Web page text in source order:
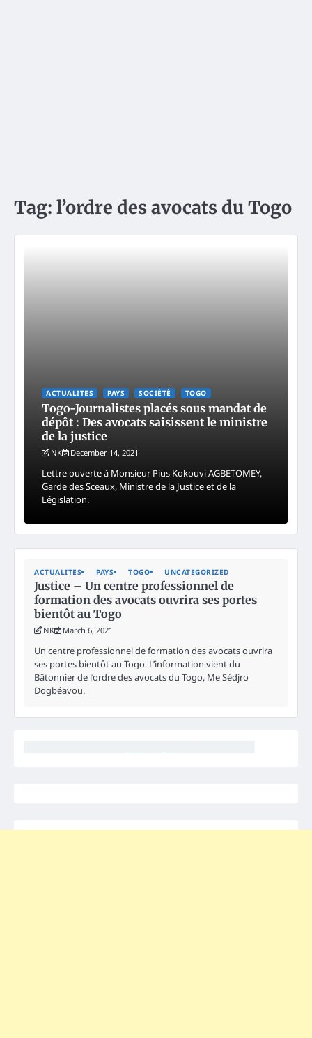
Tag: l’ordre des avocats du Togo
ACTUALITES PAYS SOCIÉTÉ TOGO
Togo-Journalistes placés sous mandat de
dépôt : Des avocats saisissent le ministre
de la justice
NK December 14, 2021
Lettre ouverte à Monsieur Pius Kokouvi AGBETOMEY,
Garde des Sceaux, Ministre de la Justice et de la
Législation.
ACTUALITES PAYS TOGO UNCATEGORIZED
Justice – Un centre professionnel de
formation des avocats ouvrira ses portes
bientôt au Togo
NK March 6, 2021
Un centre professionnel de formation des avocats ouvrira
ses portes bientôt au Togo. L’information vient du
Bâtonnier de l’ordre des avocats du Togo, Me Sédjro
Dogbéavou.